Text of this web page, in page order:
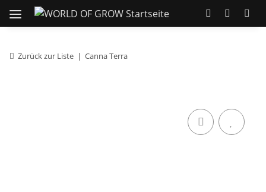
Zurück zur Liste Canna Terra